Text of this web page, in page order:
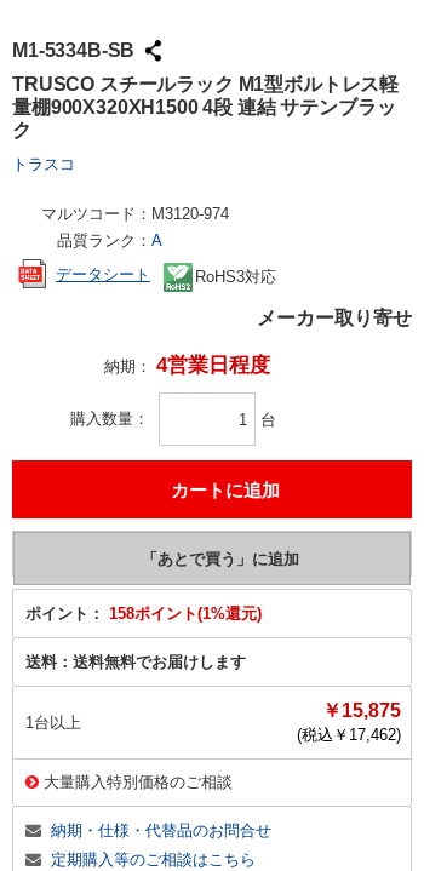
M1-5334B-SB
TRUSCO スチールラック M1型ボルトレス軽
量棚900X320XH1500 4段 連結 サテンブラッ
ク
トラスコ
マルツコード： M3120-974
品質ランク： A
データシート
RoHS3対応
メーカー取り寄せ
納期： 4営業日程度
購入数量 台
ポイント： 158ポイント(1%還元)
送料： 送料無料でお届けします
1台以上
￥15,875
(税込￥ 17,462)
大量購入特別価格のご相談
納期・仕様・代替品のお問合せ
定期購入等のご相談はこちら